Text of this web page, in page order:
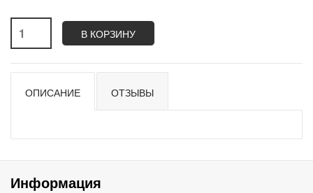
В КОРЗИНУ
ОПИСАНИЕ ОТЗЫВЫ
Информация